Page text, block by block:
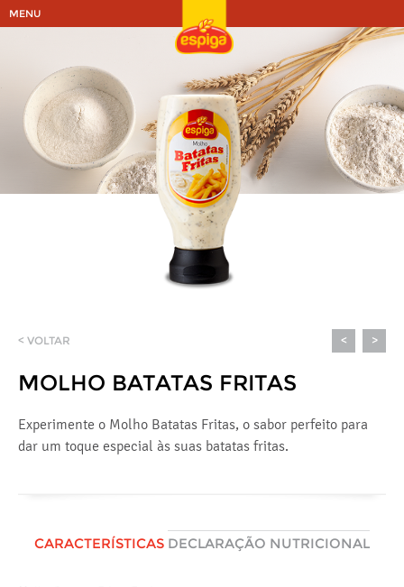
MENU
< VOLTAR < >
MOLHO BATATAS FRITAS
Experimente o Molho Batatas Fritas, o sabor perfeito para
dar um toque especial às suas batatas fritas.
CARACTERÍSTICAS DECLARAÇÃO NUTRICIONAL